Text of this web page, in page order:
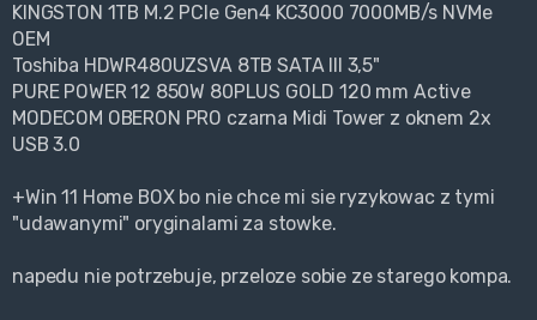
KINGSTON 1TB M.2 PCIe Gen4 KC3000 7000MB/s NVMe
OEM
Toshiba HDWR480UZSVA 8TB SATA III 3,5"
PURE POWER 12 850W 80PLUS GOLD 120 mm Active
MODECOM OBERON PRO czarna Midi Tower z oknem 2x
USB 3.0
+Win 11 Home BOX bo nie chce mi sie ryzykowac z tymi
"udawanymi" oryginalami za stowke.
napedu nie potrzebuje, przeloze sobie ze starego kompa.